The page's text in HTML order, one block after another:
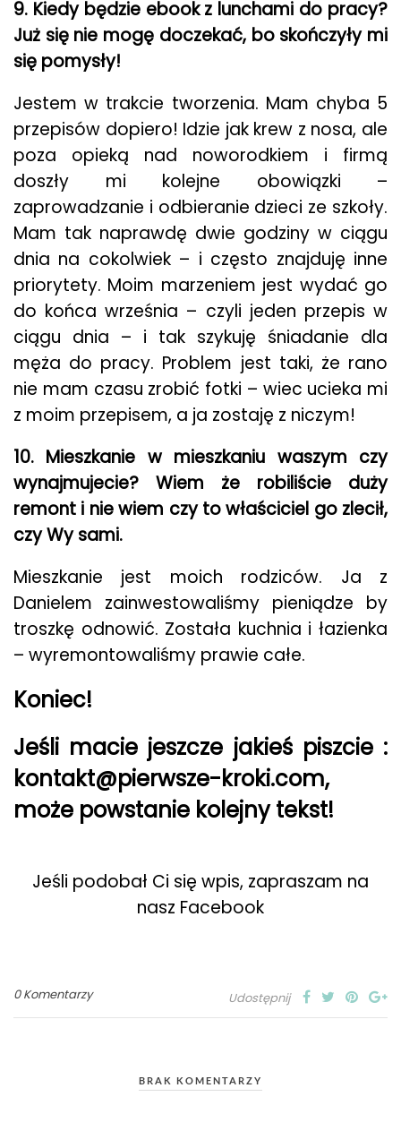
9. Kiedy będzie ebook z lunchami do pracy?
Już się nie mogę doczekać, bo skończyły mi
się pomysły!
Jestem w trakcie tworzenia. Mam chyba 5
przepisów dopiero! Idzie jak krew z nosa, ale
poza opieką nad noworodkiem i firmą
doszły mi kolejne obowiązki –
zaprowadzanie i odbieranie dzieci ze szkoły.
Mam tak naprawdę dwie godziny w ciągu
dnia na cokolwiek – i często znajduję inne
priorytety. Moim marzeniem jest wydać go
do końca września – czyli jeden przepis w
ciągu dnia – i tak szykuję śniadanie dla
męża do pracy. Problem jest taki, że rano
nie mam czasu zrobić fotki – wiec ucieka mi
z moim przepisem, a ja zostaję z niczym!
10. Mieszkanie w mieszkaniu waszym czy
wynajmujecie? Wiem że robiliście duży
remont i nie wiem czy to właściciel go zlecił,
czy Wy sami.
Mieszkanie jest moich rodziców. Ja z
Danielem zainwestowaliśmy pieniądze by
troszkę odnowić. Została kuchnia i łazienka
– wyremontowaliśmy prawie całe.
Koniec!
Jeśli macie jeszcze jakieś piszcie :
kontakt@pierwsze-kroki.com,
może powstanie kolejny tekst!
Jeśli podobał Ci się wpis, zapraszam na
nasz Facebook
0 Komentarzy Udostępnij
BRAK KOMENTARZY